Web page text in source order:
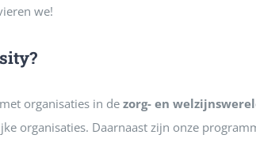
we!
organisaties in de zorg- en
organisaties. Daarnaast zijn onze